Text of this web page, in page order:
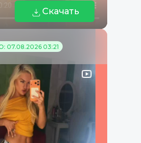
Скачать
07.08.2026 03:21